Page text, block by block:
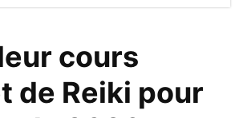
cours
de Reiki pour